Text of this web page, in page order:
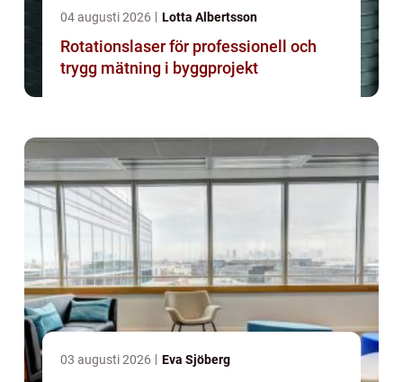
04 augusti 2026 Lotta Albertsson
Rotationslaser för professionell och
trygg mätning i byggprojekt
03 augusti 2026 Eva Sjöberg